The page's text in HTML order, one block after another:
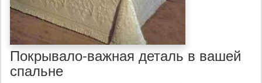
Покрывало-важная деталь в вашей
спальне